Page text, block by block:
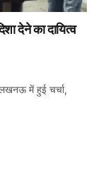
देने का दायित्व
में हुई चर्चा,